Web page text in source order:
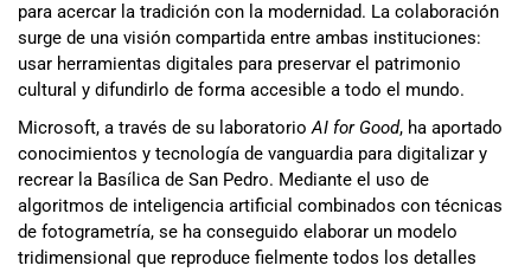
para acercar la tradición con la modernidad. La colaboración
surge de una visión compartida entre ambas instituciones:
usar herramientas digitales para preservar el patrimonio
cultural y difundirlo de forma accesible a todo el mundo.
Microsoft, a través de su laboratorioAI for Good, ha aportado
conocimientos y tecnología de vanguardia para digitalizar y
recrear la Basílica de San Pedro. Mediante el uso de
algoritmos de inteligencia artificial combinados con técnicas
de fotogrametría, se ha conseguido elaborar un modelo
tridimensional que reproduce fielmente todos los detalles